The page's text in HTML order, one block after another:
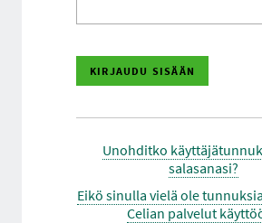
Unohditko
salasanasi?
Eikö sinulla vielä ole
Celian palvelut